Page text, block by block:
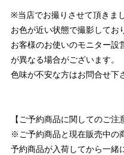
※当店でお撮りさせて頂きま
お色が近い状態で撮影してお
お客様のお使いのモニター設
が異なる場合がございます。
色味が不安な方はお問合せ下
【ご予約商品に関してのご注
※ご予約商品と現在販売中の
予約商品が入荷してから一緒